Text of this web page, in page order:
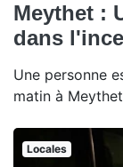
Meythet :
dans
Une personne
matin à
Locales